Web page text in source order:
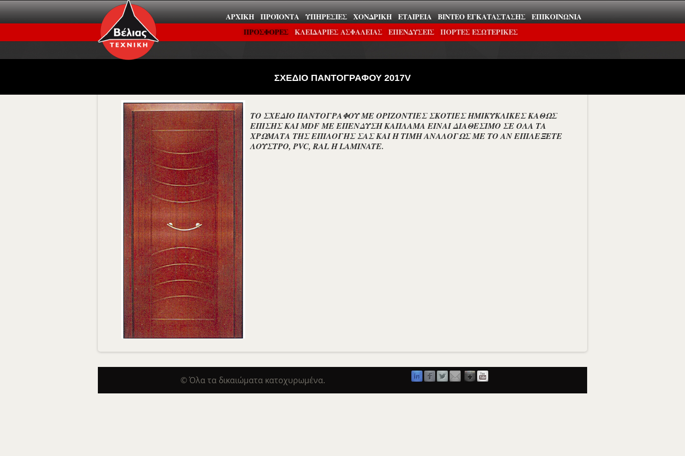
ΑΡΧΙΚΉ ΠΡΟΪΌΝΤΑ ΥΠΗΡΕΣΊΕΣ ΧΟΝΔΡΙΚΉ ΕΤΑΙΡΕΊΑ ΒΊΝΤΕΟ ΕΓΚΑΤΆΣΤΑΣΗΣ ΕΠΙΚΟΙΝΩΝΊΑ
ΠΡΟΣΦΟΡΕΣ ΚΛΕΙΔΑΡΙΕΣ ΑΣΦΑΛΕΙΑΣ ΕΠΕΝΔΎΣΕΙΣ ΠΟΡΤΕΣ ΕΣΩΤΕΡΙΚΕΣ
ΣΧΕΔΙΟ ΠΑΝΤΟΓΡΑΦΟΥ 2017V
ΤΟ ΣΧΕΔΙΟ ΠΑΝΤΟΓΡΑΦΟΥ ΜΕ ΟΡΙΖΟΝΤΙΕΣ ΣΚΟΤΙΕΣ ΗΜΙΚΥΚΛΙΚΕΣ ΚΑΘΩΣ
ΕΠΙΣΗΣ ΚΑΙ MDF ΜΕ ΕΠΕΝΔΥΣΗ ΚΑΠΛΑΜΑ ΕΙΝΑΙ ΔΙΑΘΕΣΙΜΟ ΣΕ ΟΛΑ ΤΑ
ΧΡΩΜΑΤΑ ΤΗΣ ΕΠΙΛΟΓΗΣ ΣΑΣ ΚΑΙ Η ΤΙΜΗ ΑΝΑΛΟΓΩΣ ΜΕ ΤΟ ΑΝ ΕΠΙΛΕΞΕΤΕ
ΛΟΥΣΤΡΟ, PVC, RAL Ή LAMINATE.
© Όλα τα δικαιώματα κατοχυρωμένα.